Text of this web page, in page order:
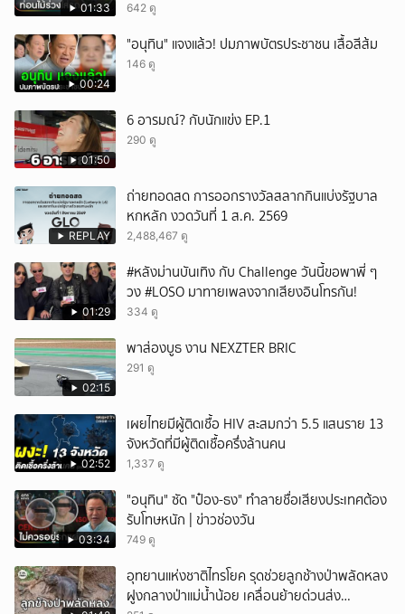
01:33 642 ดู
00:24
"อนุทิน" แจงแล้ว! ปมภาพบัตรประชาชน เสื้อสีส้ม
146 ดู
01:50
6 อารมณ์? กับนักแข่ง EP.1
290 ดู
REPLAY
ถ่ายทอดสด การออกรางวัลสลากกินแบ่งรัฐบาล
หกหลัก งวดวันที่ 1 ส.ค. 2569
2,488,467 ดู
01:29
#หลังม่านบันเทิง กับ Challenge วันนี้ขอพาพี่ ๆ
วง #LOSO มาทายเพลงจากเสียงอินโทรกัน!
334 ดู
02:15
พาส่องบูธ งาน NEXZTER BRIC
291 ดู
02:52
เผยไทยมีผู้ติดเชื้อ HIV สะสมกว่า 5.5 แสนราย 13
จังหวัดที่มีผู้ติดเชื้อครึ่งล้านคน
1,337 ดู
03:34
"อนุทิน" ซัด "ป๋อง-ธง" ทำลายชื่อเสียงประเทศต้อง
รับโทษหนัก | ข่าวช่องวัน
749 ดู
อุทยานแห่งชาติไทรโยค รุดช่วยลูกช้างป่าพลัดหลง
ฝูงกลางป่าแม่น้ำน้อย เคลื่อนย้ายด่วนส่ง